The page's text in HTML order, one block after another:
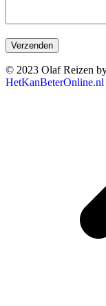
© 2023 Olaf Reizen
HetKanBeterOnline.nl